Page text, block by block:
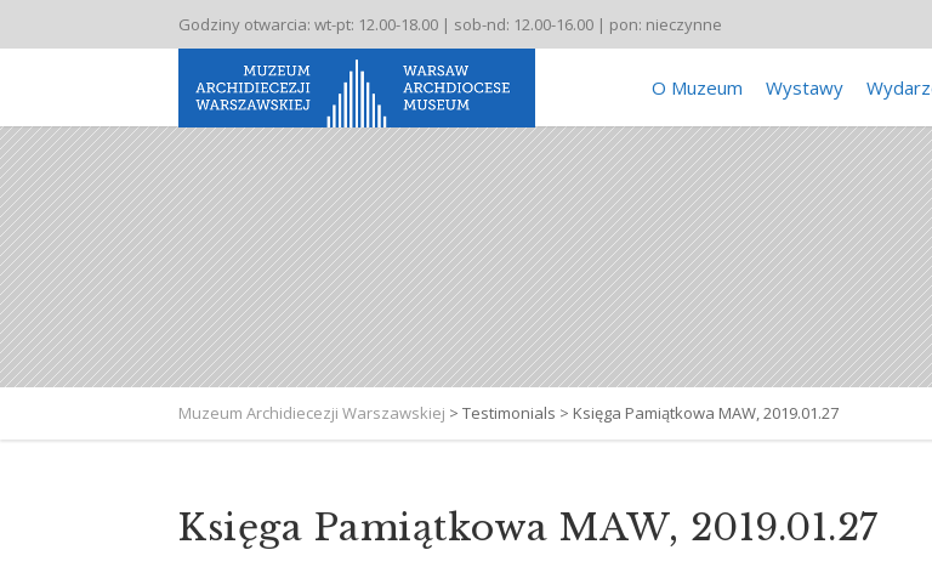
Godziny otwarcia: wt-pt: 12.00-18.00 | sob-nd: 12.00-16.00 | pon: nieczynne
O Muzeum Wystawy
Muzeum Archidiecezji Warszawskiej > Testimonials > Księga Pamiątkowa MAW, 2019.01.27
Księga Pamiątkowa MAW, 2019.01.27